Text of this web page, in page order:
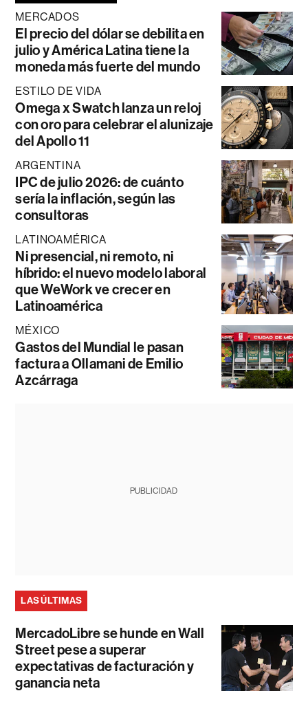
MERCADOS
El precio del dólar se debilita en
julio y América Latina tiene la
moneda más fuerte del mundo
ESTILO DE VIDA
Omega x Swatch lanza un reloj
con oro para celebrar el alunizaje
del Apollo 11
ARGENTINA
IPC de julio 2026: de cuánto
sería la inflación, según las
consultoras
LATINOAMÉRICA
Ni presencial, ni remoto, ni
híbrido: el nuevo modelo laboral
que WeWork ve crecer en
Latinoamérica
MÉXICO
Gastos del Mundial le pasan
factura a Ollamani de Emilio
Azcárraga
PUBLICIDAD
LAS ÚLTIMAS
MercadoLibre se hunde en Wall
Street pese a superar
expectativas de facturación y
ganancia neta